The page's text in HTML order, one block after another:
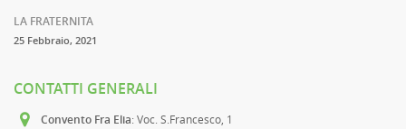
LA FRATERNITA
25 Febbraio, 2021
CONTATTI GENERALI
Convento Fra Elia: Voc. S.Francesco, 1